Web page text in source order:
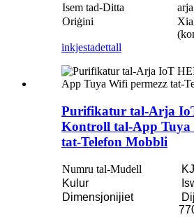
Isem tad-Ditta
Oriġini
inkjestadettall
Purifikatur tal-Arja
Kontroll tal-App Tuya
tat-Telefon Mobbli
Numru tal-Mudell
Kulur
Dimensjonijiet